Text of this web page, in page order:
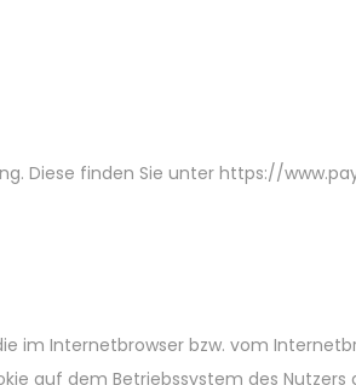
Diese finden Sie unter https://
im Internetbrowser bzw. vom
auf dem Betriebssystem des